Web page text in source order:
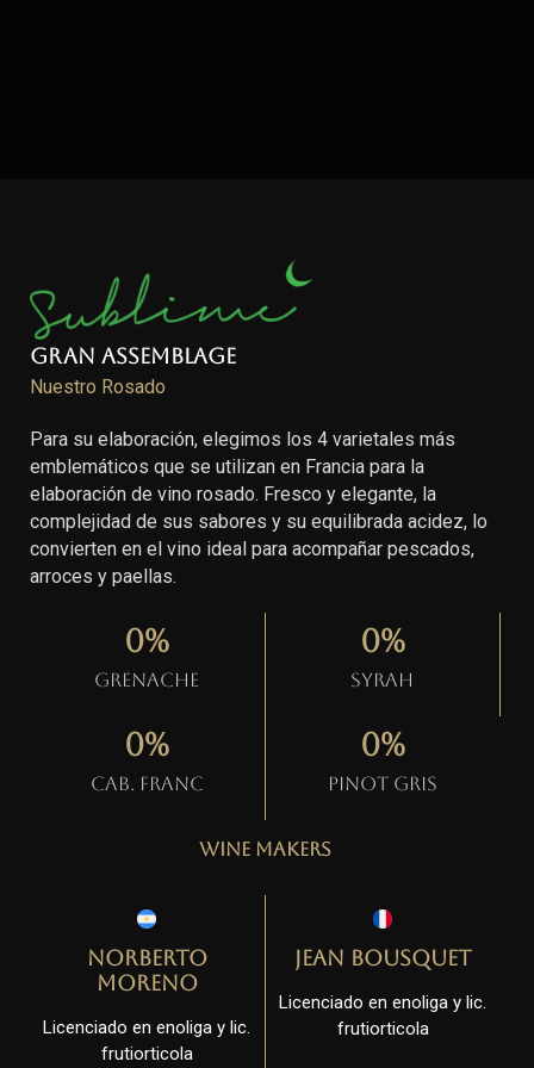
Gran Assemblage
Nuestro Rosado
Para su elaboración, elegimos los 4 varietales más
emblemáticos que se utilizan en Francia para la
elaboración de vino rosado. Fresco y elegante, la
complejidad de sus sabores y su equilibrada acidez, lo
convierten en el vino ideal para acompañar pescados,
arroces y paellas.
Grenache
0%
Syrah
0%
Cab. Franc
0%
Pinot gris
0%
Wine Makers
Norberto
Moreno
Licenciado en enoliga y lic.
frutiorticola
Jean Bousquet
Licenciado en enoliga y lic.
frutiorticola